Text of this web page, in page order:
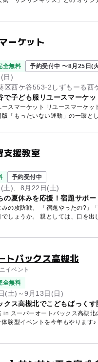
ーケット
全無料 予約受付中 〜8月25日(
日)
区西ケ谷553-2しずもーる西
で子ども服リユースマーケッ
トとは・・・ 「人や物を大事にする心
版「もったいない運動」の一環と
援教室
予約受付中
土)、8月22日(土)
の夏休みを応援！宿題サポー
からやろうと思ってた」 このやり
バックス高槻北
イベント
全無料
(土)～9月13日(日)
クス高槻北でこどもばっくす
in スーパーオートバックス高槻
験型イベントを今年もやります